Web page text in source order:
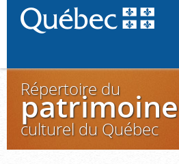
Répertoire du
patrimoine
culturel du Québec